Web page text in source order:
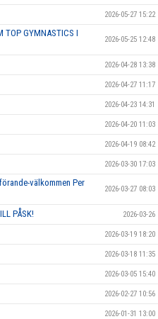
2026-05-27 15:22
TOP GYMNASTICS I
2026-05-25 12:48
2026-04-28 13:38
2026-04-27 11:17
2026-04-23 14:31
2026-04-20 11:03
2026-04-19 08:42
2026-03-30 17:03
välkommen Per
2026-03-27 08:03
PÅSK! 2026-03-26
2026-03-19 18:20
2026-03-18 11:35
2026-03-05 15:40
2026-02-27 10:56
2026-01-31 13:00